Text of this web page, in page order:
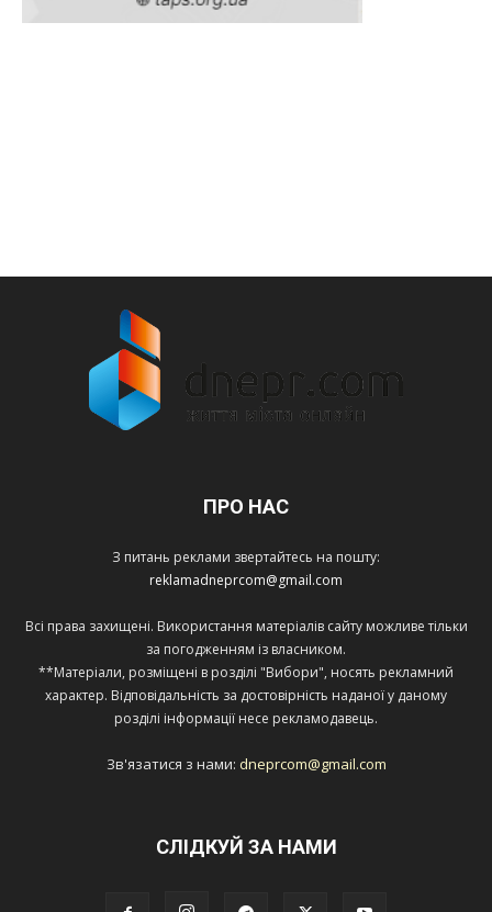
ПРО НАС
З питань реклами звертайтесь на пошту:
reklamadneprcom@gmail.com
Всі права захищені. Використання матеріалів сайту можливе тільки
за погодженням із власником.
**Матеріали, розміщені в розділі "Вибори", носять рекламний
характер. Відповідальність за достовірність наданої у даному
розділі інформації несе рекламодавець.
Зв'язатися з нами: dneprcom@gmail.com
СЛІДКУЙ ЗА НАМИ